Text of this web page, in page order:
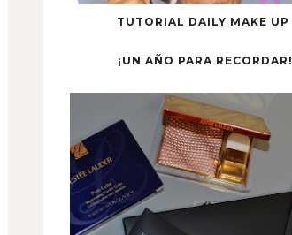
TUTORIAL DAILY MAKE UP
¡UN AÑO PARA RECORDAR!